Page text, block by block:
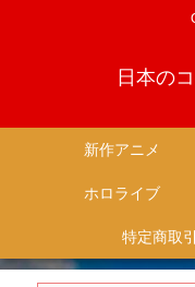
日本の
新作アニメ
ホロライブ